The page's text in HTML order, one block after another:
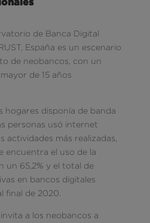
de Banca Digital
España es un escenario
de neobancos, con un
de 15 años
hogares disponía de banda
personas usó internet
actividades más realizadas,
encuentra el uso de la
un 65,2% y el total de
en bancos digitales
final de 2020.
a los neobancos a